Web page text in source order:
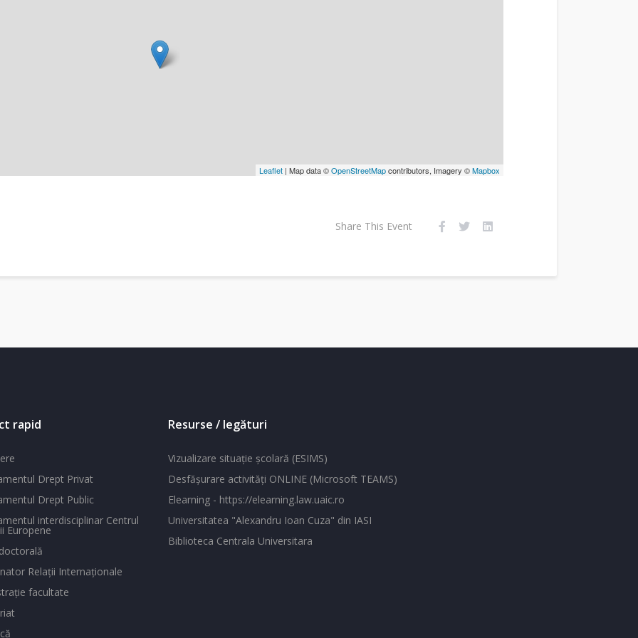
Leaflet | Map data ©OpenStreetMapcontributors, Imagery ©Mapbox
Share This Event
rapid
Drept Privat
Drept Public
interdisciplinar Centrul
Europene
Relaţii Internaţionale
facultate
Resurse / legături
Vizualizare situaţie şcolară (ESIMS)
Desfăşurare activităţi ONLINE (Microsoft TEAMS)
Elearning - https://elearning.law.uaic.ro
Universitatea "Alexandru Ioan Cuza" din IASI
Biblioteca Centrala Universitara